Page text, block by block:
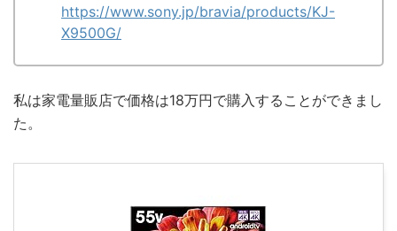
https://www.sony.jp/bravia/products/KJ-
X9500G/
私は家電量販店で価格は18万円で購入することができまし
た。